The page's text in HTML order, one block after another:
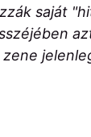
saját